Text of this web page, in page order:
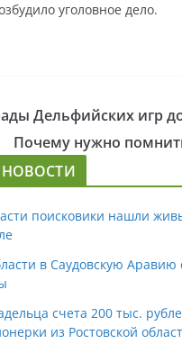
уголовное дело.
Дельфийских игр
Почему нужно
поисковики нашли
в Саудовскую
счета 200 тыс.
из Ростовской